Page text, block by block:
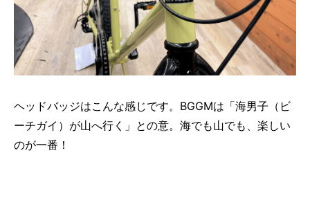
ヘッドバッジはこんな感じです。BGGMは「海男子（ビ
ーチガイ）が山へ行く」との意。海でも山でも、楽しい
のが一番！